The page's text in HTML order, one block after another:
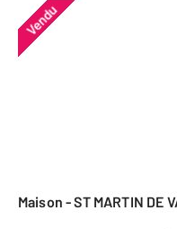
Vendu
Maison - ST MARTIN DE